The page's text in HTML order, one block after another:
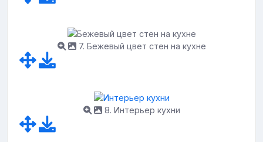
7. Бежевый цвет стен на кухне
8. Интерьер кухни